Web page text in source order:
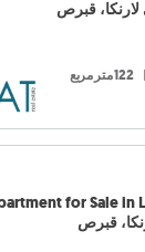
لارنكا، قبرص
122 متر مربع
قبرص